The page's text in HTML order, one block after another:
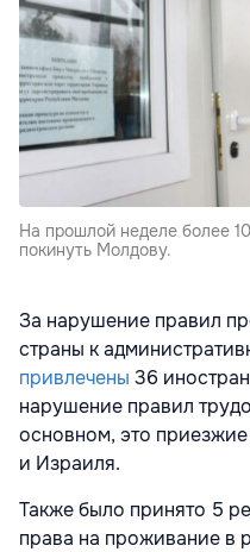
На прошлой неделе более
покинуть Молдову.
За нарушение правил
страны к
привлечены 36
нарушение правил
основном, это
и Израиля.
Также было принято 5
права на проживание в